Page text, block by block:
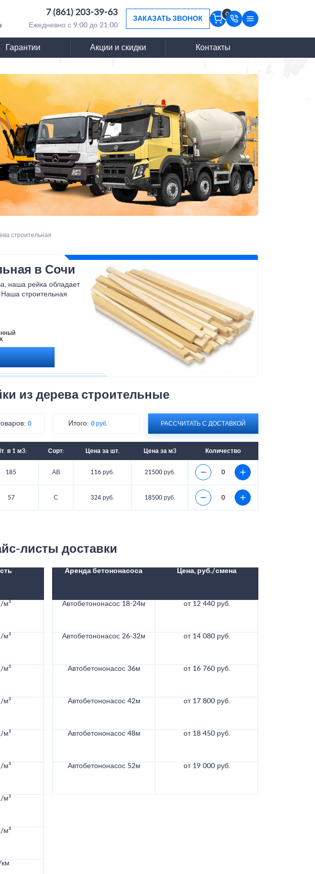
7 (861) 203-39-63
Ежедневно с 9:00 до 21:00
ЗАКАЗАТЬ ЗВОНОК
0
Гарантии Акции и скидки Контакты
строительная
в Сочи
наша рейка обладает
строительная
поможет вам
качество
нашей строительной
из дерева строительные
0 Итого:0 руб. РАССЧИТАТЬ С ДОСТАВКОЙ
в 1 м3: Сорт: Цена за шт. Цена за м3 Количество
185 АВ 116 руб. 21500 руб.
57 С 324 руб. 18500 руб.
листы доставки
м³
м³
м³
м³
м³
м³
м³
м³
км
Аренда бетононасоса Цена, руб./смена
Автобетононасос 18-24м от 12 440 руб.
Автобетононасос 26-32м от 14 080 руб.
Автобетононасос 36м от 16 760 руб.
Автобетононасос 42м от 17 800 руб.
Автобетононасос 48м от 18 450 руб.
Автобетононасос 52м от 19 000 руб.